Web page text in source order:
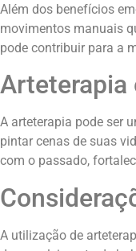
Além dos benefícios
movimentos manuais
pode contribuir para a
Arteterapia
A arteterapia pode ser
pintar cenas de suas
com o passado,
A utilização de